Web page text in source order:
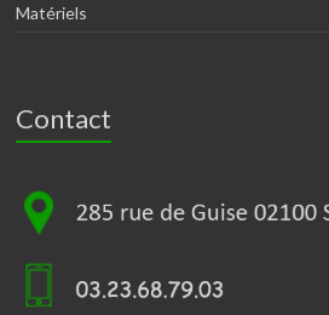
Matériels
Contact